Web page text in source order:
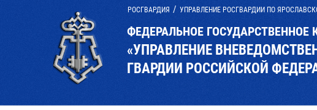
РОСГВАРДИЯ УПРАВЛЕНИЕ РОСГВАРДИИ ПО
ФЕДЕРАЛЬНОЕ ГОСУДАРСТВЕННОЕ
«УПРАВЛЕНИЕ
ГВАРДИИ РОССИЙСКОЙ